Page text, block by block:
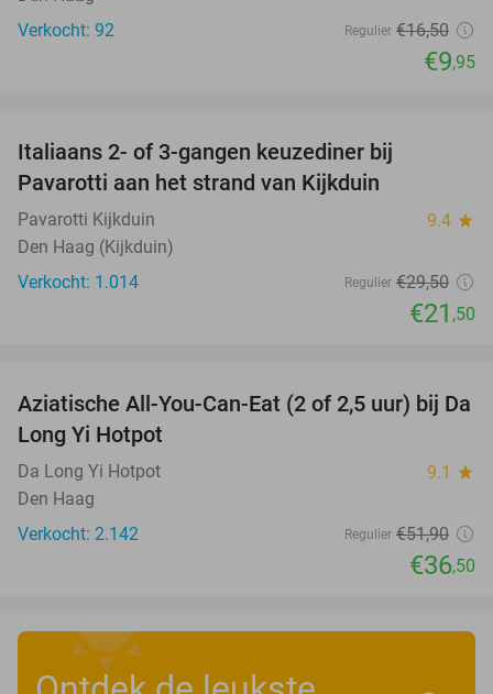
Verkocht: 92
Regulier €16,50
€9,95
Italiaans 2- of 3-gangen keuzediner bij
Pavarotti aan het strand van Kijkduin
Pavarotti Kijkduin 9.4 star
Den Haag (Kijkduin)
Verkocht: 1.014
Regulier €29,50
€21 ,50
30%
Aziatische All-You-Can-Eat (2 of 2,5 uur) bij Da
Long Yi Hotpot
Da Long Yi Hotpot 9.1 star
Den Haag
Verkocht: 2.142
Regulier €51,90
€36,50